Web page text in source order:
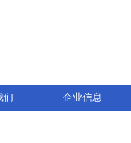
们 企业信息